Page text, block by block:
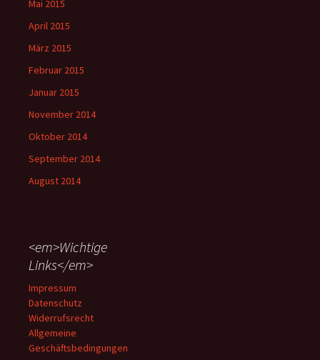
Mai 2015
April 2015
März 2015
Februar 2015
Januar 2015
November 2014
Oktober 2014
September 2014
August 2014
<em>Wichtige
Links</em>
Impressum
Datenschutz
Widerrufsrecht
Allgemeine
Geschäftsbedingungen